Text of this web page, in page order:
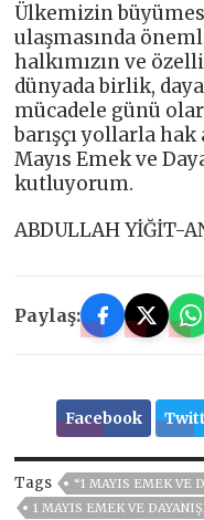
Ülkemizin
ulaşmasında
halkımızın ve
dünyada birlik,
mücadele günü
barışçı yollarla
Mayıs Emek ve
kutluyorum.
ABDULLAH YİĞİT-
Paylaş:
Facebook
Tags “1 MAYIS EMEK VE
1 MAYIS EMEK VE